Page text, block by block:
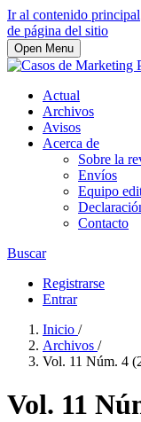
Ir al contenido principal
de página del sitio
Open Menu
Actual
Archivos
Avisos
Acerca de
Sobre la
Envíos
Equipo
Contacto
Buscar
Registrarse
Entrar
Inicio /
Archivos /
Vol. 11 Núm. 4
Vol. 11